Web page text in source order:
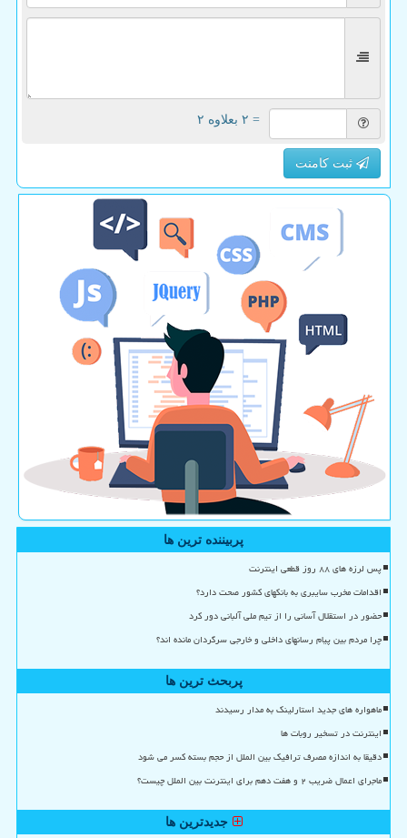
= ۲ بعلاوه ۲
ثبت کامنت
پربیننده ترین ها
پس لرزه های ۸۸ روز قطعی اینترنت
اقدامات مخرب سایبری به بانکهای کشور صحت دارد؟
حضور در استقلال آسانی را از تیم ملی آلبانی دور کرد
چرا مردم بین پیام رسانهای داخلی و خارجی سرگردان مانده اند؟
پربحث ترین ها
ماهواره های جدید استارلینک به مدار رسیدند
اینترنت در تسخیر روبات ها
دقیقا به اندازه مصرف ترافیک بین الملل از حجم بسته کسر می شود
ماجرای اعمال ضریب ۲ و هفت دهم برای اینترنت بین الملل چیست؟
جدیدترین ها